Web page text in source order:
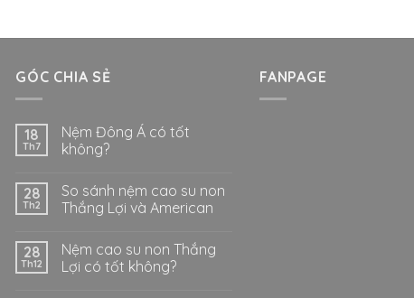
GÓC CHIA SẺ
18
Th7
Nệm Đông Á có tốt
không?
28
Th2
So sánh nệm cao su non
Thắng Lợi và American
28
Th12
Nệm cao su non Thắng
Lợi có tốt không?
FANPAGE